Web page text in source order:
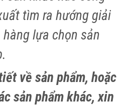
tìm ra hướng giải
lựa chọn sản
về sản phẩm, hoặc
sản phẩm khác, xin